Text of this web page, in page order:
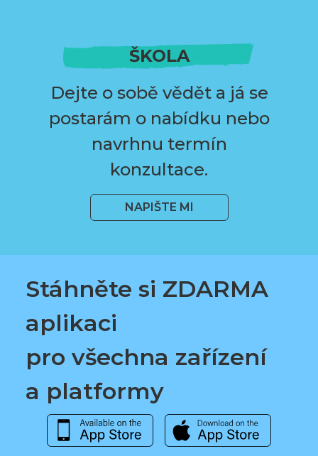
ŠKOLA
Dejte o sobě vědět a já se
postarám o nabídku nebo
navrhnu termín
konzultace.
NAPIŠTE MI
Stáhněte si ZDARMA
aplikaci
pro všechna zařízení
a platformy